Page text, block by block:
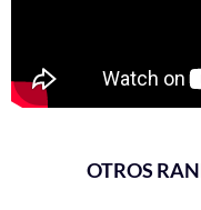
OTROS